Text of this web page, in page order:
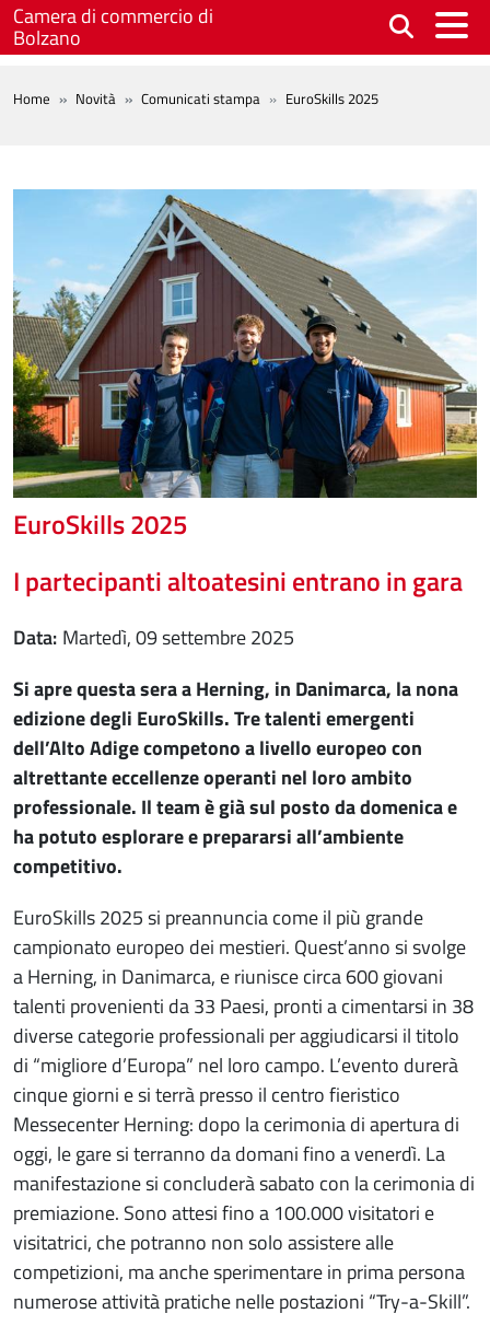
Salta al contenuto principale
Camera di commercio di
Bolzano
BREADCRUMB
Home Novità Comunicati stampa EuroSkills 2025
EuroSkills 2025
I partecipanti altoatesini entrano in gara
Data
martedì, 09 settembre 2025
Si apre questa sera a Herning, in Danimarca, la nona
edizione degli EuroSkills. Tre talenti emergenti
dell’Alto Adige competono a livello europeo con
altrettante eccellenze operanti nel loro ambito
professionale. Il team è già sul posto da domenica e
ha potuto esplorare e prepararsi all’ambiente
competitivo.
EuroSkills 2025 si preannuncia come il più grande
campionato europeo dei mestieri. Quest’anno si svolge
a Herning, in Danimarca, e riunisce circa 600 giovani
talenti provenienti da 33 Paesi, pronti a cimentarsi in 38
diverse categorie professionali per aggiudicarsi il titolo
di “migliore d’Europa” nel loro campo. L’evento durerà
cinque giorni e si terrà presso il centro fieristico
Messecenter Herning: dopo la cerimonia di apertura di
oggi, le gare si terranno da domani fino a venerdì. La
manifestazione si concluderà sabato con la cerimonia di
premiazione. Sono attesi fino a 100.000 visitatori e
visitatrici, che potranno non solo assistere alle
competizioni, ma anche sperimentare in prima persona
numerose attività pratiche nelle postazioni “Try-a-Skill”.